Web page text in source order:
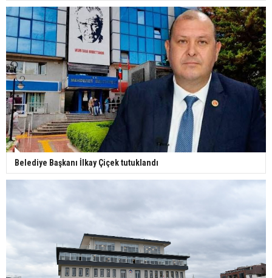
Belediye Başkanı İlkay Çiçek tutuklandı